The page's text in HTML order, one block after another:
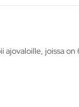
joissa